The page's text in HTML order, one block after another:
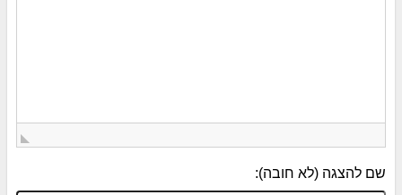
שם להצגה (לא חובה):